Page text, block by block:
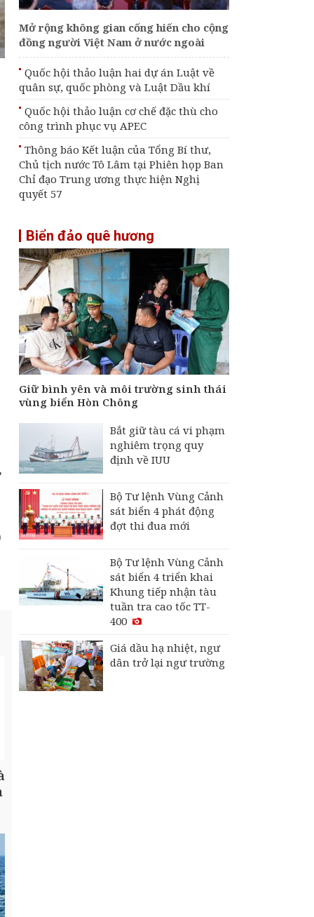
quản lý công chức
Tổng Bí thư, Chủ tịch
nước Tô Lâm tiếp Tư
lệnh Bộ tư lệnh Thái
Bình Dương Hoa Kỳ
Phiên họp Chính phủ
thường kỳ tháng 7:
Xuất nhập khẩu ước
đạt 659,6 tỷ USD, tăng
Mở rộng không gian cống hiến cho cộng
đồng người Việt Nam ở nước ngoài
Quốc hội thảo luận hai dự án Luật về
quân sự, quốc phòng và Luật Dầu khí
Quốc hội thảo luận cơ chế đặc thù cho
công trình phục vụ APEC
Thông báo Kết luận của Tổng Bí thư,
Chủ tịch nước Tô Lâm tại Phiên họp Ban
Chỉ đạo Trung ương thực hiện Nghị
quyết 57
Biển đảo quê hương
Giữ bình yên và môi trường sinh thái
vùng biển Hòn Chông
Bắt giữ tàu cá vi phạm
nghiêm trọng quy
định về IUU
Bộ Tư lệnh Vùng Cảnh
sát biển 4 phát động
đợt thi đua mới
Bộ Tư lệnh Vùng Cảnh
sát biển 4 triển khai
Khung tiếp nhận tàu
tuần tra cao tốc TT-
400
Giá dầu hạ nhiệt, ngư
dân trở lại ngư trường